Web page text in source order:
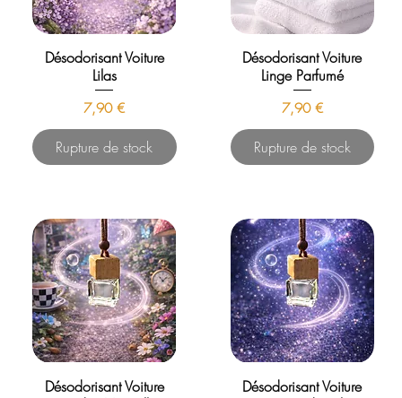
Désodorisant Voiture
Lilas
Prix
7,90 €
Rupture de stock
Désodorisant Voiture
Linge Parfumé
Prix
7,90 €
Rupture de stock
Désodorisant Voiture
Désodorisant Voiture